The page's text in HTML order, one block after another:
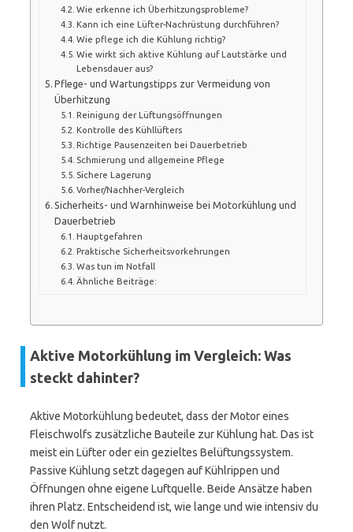
Wie erkenne ich Überhitzungsprobleme?
Kann ich eine Lüfter-Nachrüstung durchführen?
Wie pflege ich die Kühlung richtig?
Wie wirkt sich aktive Kühlung auf Lautstärke und
Lebensdauer aus?
Pflege- und Wartungstipps zur Vermeidung von
Überhitzung
Reinigung der Lüftungsöffnungen
Kontrolle des Kühllüfters
Richtige Pausenzeiten bei Dauerbetrieb
Schmierung und allgemeine Pflege
Sichere Lagerung
Vorher/Nachher-Vergleich
Sicherheits- und Warnhinweise bei Motorkühlung und
Dauerbetrieb
Hauptgefahren
Praktische Sicherheitsvorkehrungen
Was tun im Notfall
Ähnliche Beiträge:
Aktive Motorkühlung im Vergleich: Was
steckt dahinter?
Aktive Motorkühlung bedeutet, dass der Motor eines
Fleischwolfs zusätzliche Bauteile zur Kühlung hat. Das ist
meist ein Lüfter oder ein gezieltes Belüftungssystem.
Passive Kühlung setzt dagegen auf Kühlrippen und
Öffnungen ohne eigene Luftquelle. Beide Ansätze haben
ihren Platz. Entscheidend ist, wie lange und wie intensiv du
den Wolf nutzt.